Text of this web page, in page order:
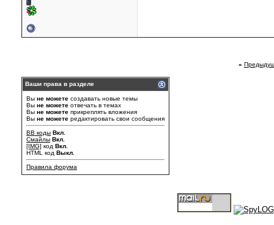
«
Ваши права в разделе
Вы не можете создавать новые темы
Вы не можете отвечать в темах
Вы не можете прикреплять вложения
Вы не можете редактировать свои сообщения
BB коды Вкл.
Смайлы Вкл.
[IMG] код Вкл.
HTML код Выкл.
Правила форума